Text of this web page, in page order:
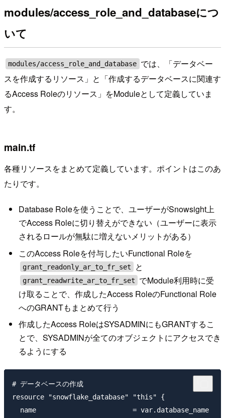
modules/access_role_and_databaseにつ
いて
modules/access_role_and_database では、「データベー
スを作成するリソース」と「作成するデータベースに関連す
るAccess Roleのリソース」をModuleとして定義していま
す。
main.tf
各種リソースをまとめて定義しています。ポイントはこのあ
たりです。
Database Roleを使うことで、ユーザーがSnowsight上
でAccess Roleに切り替えができない（ユーザーに表示
されるロールが無駄に増えないメリットがある）
このAccess Roleを付与したいFunctional Roleを
grant_readonly_ar_to_fr_set と
grant_readwrite_ar_to_fr_set
でModule利用時に受
け取ることで、作成したAccess RoleのFunctional Role
へのGRANTもまとめて行う
作成したAccess RoleはSYSADMINにもGRANTするこ
とで、SYSADMINが全てのオブジェクトにアクセスでき
るようにする
# データベースの作成
resource "snowflake_database" "this" {
  name                        = var.database_name